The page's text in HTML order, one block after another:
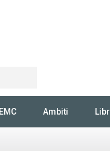
Ambiti